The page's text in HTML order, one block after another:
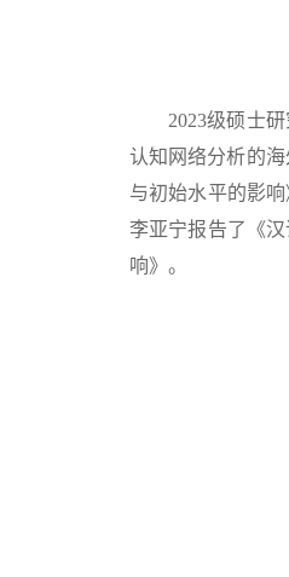
2023级硕士
认知网络分析的
与初始水平的影
李亚宁报告了《
响》。